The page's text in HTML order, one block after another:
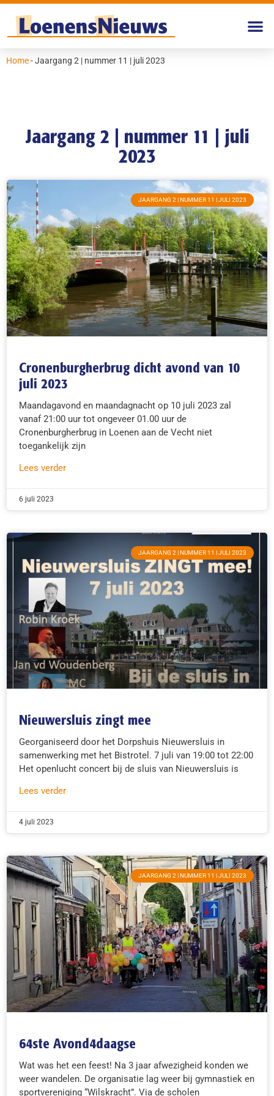
Home-Jaargang 2 | nummer 11 | juli 2023
Jaargang 2 | nummer 11 | juli
2023
JAARGANG 2 | NUMMER 11 | JULI 2023
Cronenburgherbrug dicht avond van 10
juli 2023
Maandagavond en maandagnacht op 10 juli 2023 zal
vanaf 21:00 uur tot ongeveer 01.00 uur de
Cronenburgherbrug in Loenen aan de Vecht niet
toegankelijk zijn
Lees verder
6 juli 2023
JAARGANG 2 | NUMMER 11 | JULI 2023
Nieuwersluis zingt mee
Georganiseerd door het Dorpshuis Nieuwersluis in
samenwerking met het Bistrotel. 7 juli van 19:00 tot 22:00
Het openlucht concert bij de sluis van Nieuwersluis is
Lees verder
4 juli 2023
JAARGANG 2 | NUMMER 11 | JULI 2023
64ste Avond4daagse
Wat was het een feest! Na 3 jaar afwezigheid konden we
weer wandelen. De organisatie lag weer bij gymnastiek en
sportvereniging “Wilskracht”. Via de scholen